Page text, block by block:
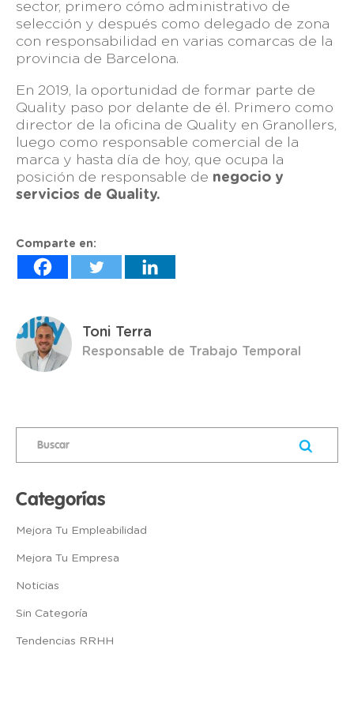
sector, primero cómo administrativo de
selección y después como delegado de zona
con responsabilidad en varias comarcas de la
provincia de Barcelona.
En 2019, la oportunidad de formar parte de
Quality paso por delante de él. Primero como
director de la oficina de Quality en Granollers,
luego como responsable comercial de la
marca y hasta día de hoy, que ocupa la
posición de responsable de negocio y
servicios de Quality.
Comparte en:
Toni Terra
Responsable de Trabajo Temporal
Categorías
Mejora Tu Empleabilidad
Mejora Tu Empresa
Noticias
Sin Categoría
Tendencias RRHH